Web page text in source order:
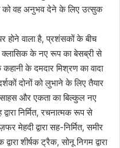
को वह अनुभव देने के लिए उत्सुक
होने वाला है, प्रशंसकों के बीच
क्लासिक के नए रूप का बेसब्री से
के दमदार मिश्रण का वादा
दोनों को लुभाने के लिए तैयार
और एकता का बिल्कुल नए
निर्मित, रचनात्मक रूप से
मेहदी द्वारा सह-निर्मित, समीर
शीर्षक ट्रैक, सोनू निगम द्वारा